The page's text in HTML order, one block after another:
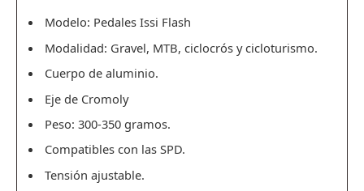
Modelo: Pedales Issi Flash
Modalidad: Gravel, MTB, ciclocrós y cicloturismo.
Cuerpo de aluminio.
Eje de Cromoly
Peso: 300-350 gramos.
Compatibles con las SPD.
Tensión ajustable.